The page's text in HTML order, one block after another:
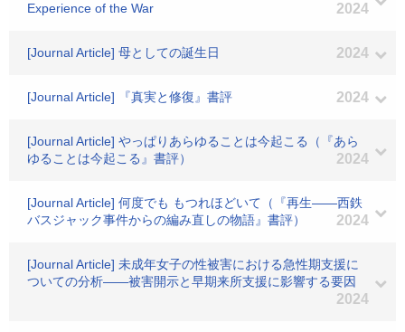
Experience of the War
2024
[Journal Article] 母としての誕生日 2024
[Journal Article] 『真実と修復』書評 2024
[Journal Article] やっぱりあらゆることは今起こる（『あら
ゆることは今起こる』書評）
2024
[Journal Article] 何度でも もつれほどいて（『再生――西鉄
バスジャック事件からの編み直しの物語』書評）
2024
[Journal Article] 未成年女子の性被害における急性期支援に
ついての分析――被害開示と早期来所支援に影響する要因
2024